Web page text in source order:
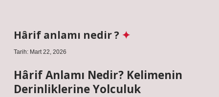
Hârif anlamı nedir ?
Tarih: Mart 22, 2026
Hârif Anlamı Nedir? Kelimenin
Derinliklerine Yolculuk